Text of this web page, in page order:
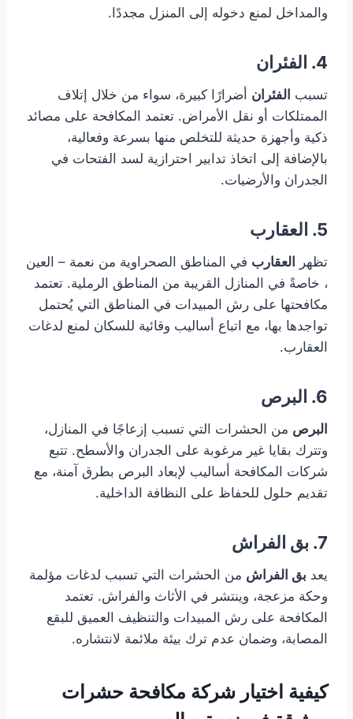
والمداخل لمنع دخوله إلى المنزل مجددًا.
4. الفئران
تسبب الفئران أضرارًا كبيرة، سواء من خلال إتلاف
الممتلكات أو نقل الأمراض. تعتمد المكافحة على مصائد
ذكية وأجهزة حديثة للتخلص منها بسرعة وفعالية،
بالإضافة إلى اتخاذ تدابير احترازية لسد الفتحات في
الجدران والأرضيات.
5. العقارب
تظهر العقارب في المناطق الصحراوية من نعمة – العين
، خاصةً في المنازل القريبة من المناطق الرملية. تعتمد
مكافحتها على رش المبيدات في المناطق التي يُحتمل
تواجدها بها، مع اتباع أساليب وقائية للسكان لمنع لدغات
العقارب.
6. البرص
البرص من الحشرات التي تسبب إزعاجًا في المنازل،
وتترك بقايا غير مرغوبة على الجدران والأسطح. تتبع
شركات المكافحة أساليب لإبعاد البرص بطرق آمنة، مع
تقديم حلول للحفاظ على النظافة الداخلية.
7. بق الفراش
يعد بق الفراش من الحشرات التي تسبب لدغات مؤلمة
وحكة مزعجة، وينتشر في الأثاث والفراش. تعتمد
المكافحة على رش المبيدات والتنظيف العميق للبقع
المصابة، وضمان عدم ترك بيئة ملائمة لانتشاره.
كيفية اختيار شركة مكافحة حشرات